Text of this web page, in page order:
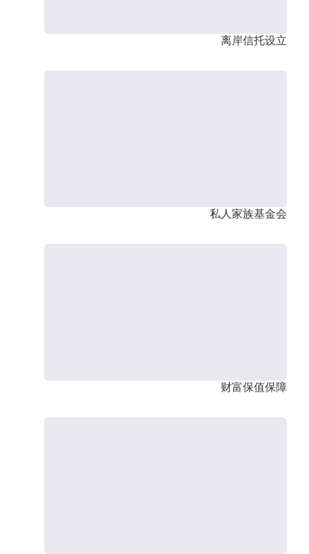
离岸信托设立
私人家族基金会
财富保值保障